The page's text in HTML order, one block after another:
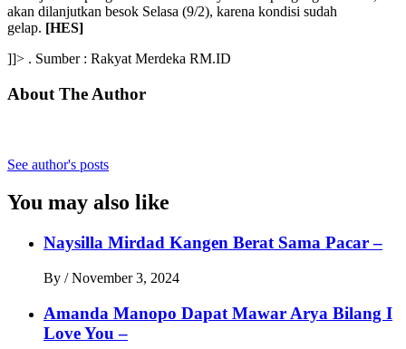
akan dilanjutkan besok Selasa (9/2), karena kondisi sudah
gelap. [HES]
]]> . Sumber : Rakyat Merdeka RM.ID
About The Author
See author's posts
You may also like
Naysilla Mirdad Kangen Berat Sama Pacar –
By / November 3, 2024
Amanda Manopo Dapat Mawar Arya Bilang I
Love You –